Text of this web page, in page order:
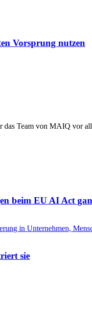
Vorsprung nutzen
das Team von MAIQ vor
beim EU AI Act
sie